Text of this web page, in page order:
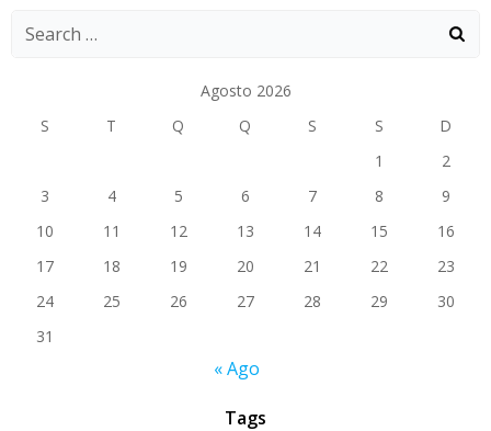
Agosto 2026
S
T Q Q S S
D
1
2
3
4 5 6 7 8
9
10
11 12 13 14 15
16
17
18 19 20 21 22
23
24
25 26 27 28 29
30
31
« Ago
Tags